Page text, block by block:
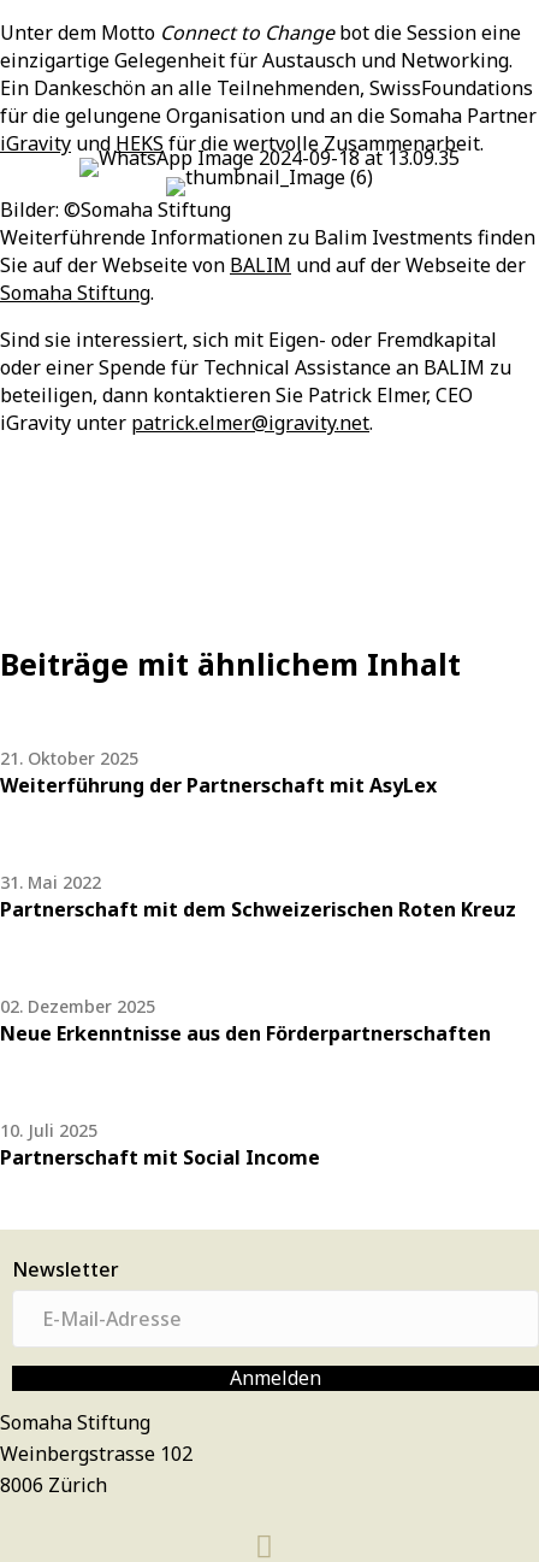
Unter dem Motto Connect to Changebot die Session eine
einzigartige Gelegenheit für Austausch und Networking.
Ein Dankeschön an alle Teilnehmenden, SwissFoundations
für die gelungene Organisation und an die Somaha Partner
iGravity und HEKS für die wertvolle Zusammenarbeit.
Bilder: ©SomahaStiftung
Weiterführende Informationen zu Balim Ivestments finden
Sie auf der Webseite von BALIM und auf der Webseite der
Somaha Stiftung.
Sind sie interessiert, sich mit Eigen- oder Fremdkapital
oder einer Spende für Technical Assistance an BALIM zu
beteiligen, dann kontaktieren Sie Patrick Elmer, CEO
iGravity unter patrick.elmer@igravity.net.
Beiträge mit ähnlichem Inhalt
21. Oktober 2025
Weiterführung der Partnerschaft mit AsyLex
31. Mai 2022
Partnerschaft mit dem Schweizerischen Roten Kreuz
02. Dezember 2025
Neue Erkenntnisse aus den Förderpartnerschaften
10. Juli 2025
Partnerschaft mit Social Income
Newsletter
M
a
i
l
-
Anmelden
Somaha Stiftung
Weinbergstrasse 102
8006 Zürich